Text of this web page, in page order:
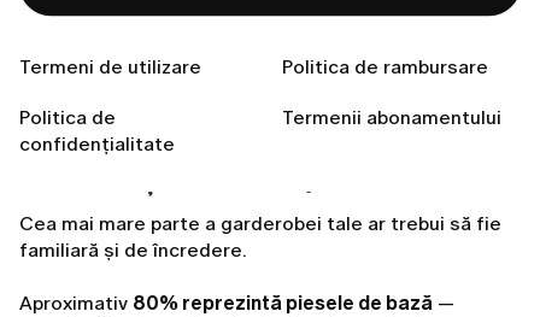
Termeni de utilizare Politica de rambursare
Politica de
confidențialitate
Termenii abonamentului
ținutei devine mult mai ușoară. Mai puține presupuneri.
garderobă — și să aduci claritate stilului tău.
Cea mai mare parte a garderobei tale ar trebui să fie
familiară și de încredere.
Aproximativ 80% reprezintă piesele de bază —